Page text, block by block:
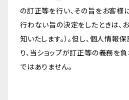
の訂正等を行い、その旨をお客様
行わない旨の決定をしたときは、
知いたします。）。但し、個人情報
り、当ショップが訂正等の義務を
ではありません。